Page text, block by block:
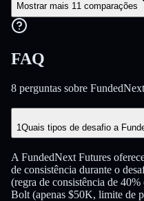
Mostrar mais 11 comparações
FAQ
8 perguntas sobre
1Quais tipos de desafio a
A FundedNext Futures
de consistência durante o
(regra de consistência de
Bolt (apenas $50K, limite de